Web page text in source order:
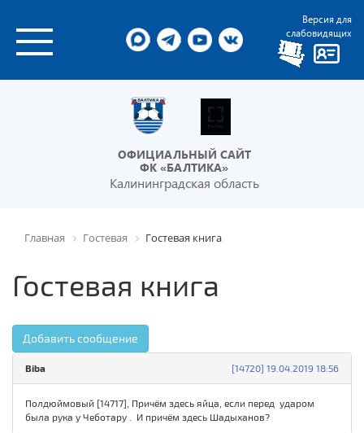
Версия для
слабовидящих
ОФИЦИАЛЬНЫЙ САЙТ
ФК «БАЛТИКА»
Калининградская область
Главная Гостевая Гостевая книга
Гостевая книга
Добавить сообщение
[14720] 19.04.2019 18:56
Biba
Полдюймовый [14717], Причём здесь яйца, если перед ударом
была рука у Чеботару . И причём здесь Шадыханов?